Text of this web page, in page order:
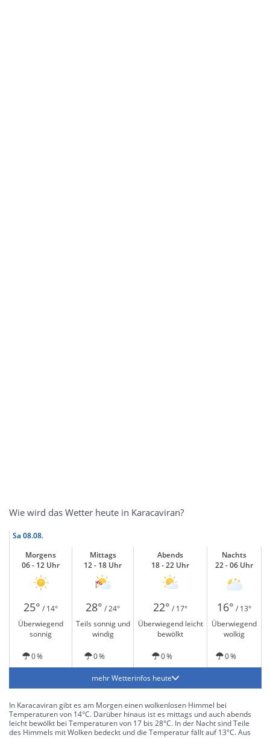
Wie wird das Wetter heute in Karacaviran?
Sa 08.08.
Morgens
06 - 12 Uhr
Mittags
12 - 18 Uhr
Abends
18 - 22 Uhr
Nachts
22 - 06 Uhr
25° / 14° 28° / 24° 22° / 17° 16° / 13°
Überwiegend
sonnig
Teils sonnig und
windig
Überwiegend leicht
bewölkt
Überwiegend
wolkig
0 % 0 % 0 % 0 %
mehr Wetterinfos heute
In Karacaviran gibt es am Morgen einen wolkenlosen Himmel bei
Temperaturen von 14°C. Darüber hinaus ist es mittags und auch abends
leicht bewölkt bei Temperaturen von 17 bis 28°C. In der Nacht sind Teile
des Himmels mit Wolken bedeckt und die Temperatur fällt auf 13°C. Aus